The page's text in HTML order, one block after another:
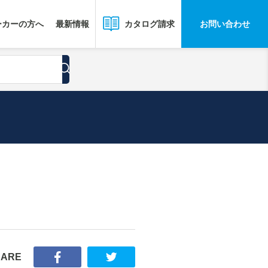
ーの方へ 最新情報 カタログ請求 お問い合わせ